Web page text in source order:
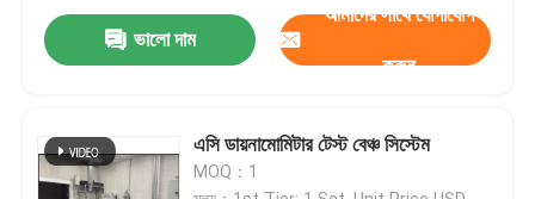
ভালো দাম
আমাদের সাথে যোগাযোগ
করুন
এসি ডায়নামোমিটার টেস্ট বেঞ্চ সিস্টেম
MOQ：1